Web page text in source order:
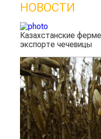
НОВОСТИ
Казахстанские
экспорте чечевицы